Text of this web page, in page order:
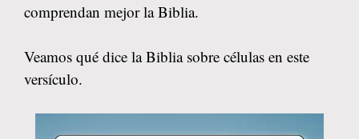
comprendan mejor la Biblia.
Veamos qué dice la Biblia sobre células en este
versículo.